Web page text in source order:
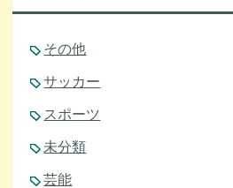
その他
サッカー
スポーツ
未分類
芸能